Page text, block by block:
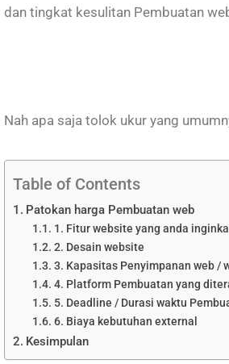
dan tingkat kesulitan Pembuatan
Nah apa saja tolok ukur yang
Table of Contents
Patokan harga Pembuatan web
1. Fitur website yang anda
2. Desain website
3. Kapasitas Penyimpanan web /
4. Platform Pembuatan yang
5. Deadline / Durasi waktu
6. Biaya kebutuhan external
Kesimpulan